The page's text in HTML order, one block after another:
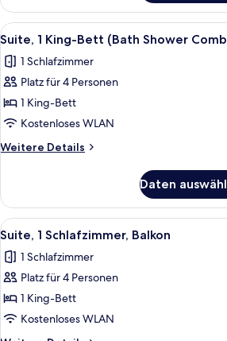
1 King-
Bett
Alle
Fotos
für
Suite,
1 King-
Bett
(Bath
Shower
anzeigen
Ein
4
Suite, 1 King-Bett (Bath Shower
1 Schlafzimmer
Platz für 4 Personen
1 King-Bett
Kostenloses WLAN
Weitere Details
Weitere
1 King-
Bett
(Bath
Combination)
Daten
Alle
Fotos
für
Suite,
1
Schlafzimmer,
Balkon
Eine
5
Suite, 1 Schlafzimmer, Balkon
1 Schlafzimmer
Platz für 4 Personen
1 King-Bett
Kostenloses WLAN